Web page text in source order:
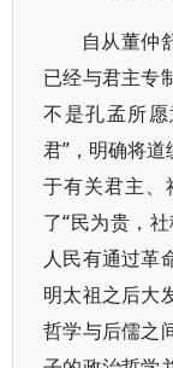
自从董仲
已经与君主专
不是孔孟所
君”，明确将
于有关君主、
了“民为贵，
人民有通过革
明太祖之后大
哲学与后儒之